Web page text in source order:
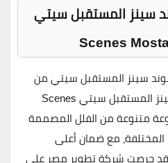
سينز المستقبل سيتي
Scenes
سينز المستقبل سيتي من
كمبوند سينز المستقبل سيتي Scenes
متنوعة من الفلل المصممة
المختلفة، مع ضمان أعلى
حرصت شركةتطوير مصر على